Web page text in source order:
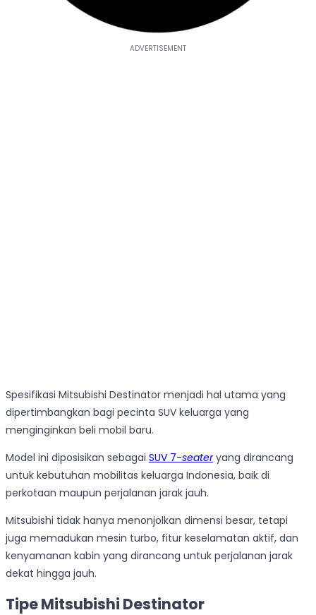
Spesifikasi Mitsubishi Destinator menjadi hal utama yang
dipertimbangkan bagi pecinta SUV keluarga yang
menginginkan beli mobil baru.
Model ini diposisikan sebagai SUV 7-seateryang dirancang
untuk kebutuhan mobilitas keluarga Indonesia, baik di
perkotaan maupun perjalanan jarak jauh.
Mitsubishi tidak hanya menonjolkan dimensi besar, tetapi
juga memadukan mesin turbo, fitur keselamatan aktif, dan
kenyamanan kabin yang dirancang untuk perjalanan jarak
dekat hingga jauh.
Tipe Mitsubishi Destinator